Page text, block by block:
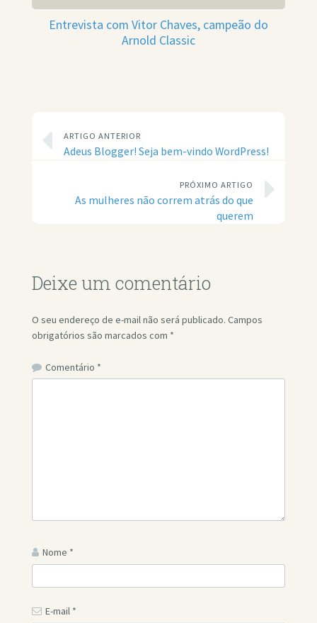
Entrevista com Vitor Chaves, campeão do
Arnold Classic
ARTIGO ANTERIOR
Adeus Blogger! Seja bem-vindo WordPress!
PRÓXIMO ARTIGO
As mulheres não correm atrás do que
querem
Deixe um comentário
O seu endereço de e-mail não será publicado. Campos
obrigatórios são marcados com *
Comentário *
Nome *
E-mail *